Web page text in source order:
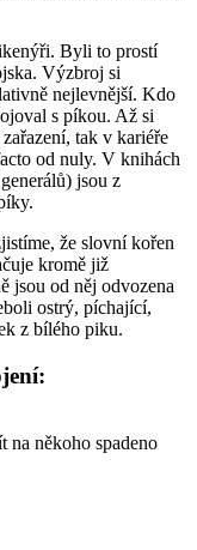
Byli to prostí
Výzbroj si
nejlevnější. Kdo
s píkou. Až si
tak v kariéře
od nuly. V knihách
jsou z
že slovní kořen
kromě již
jsou od něj odvozena
ostrý, píchající,
z bílého piku.
na někoho spadeno